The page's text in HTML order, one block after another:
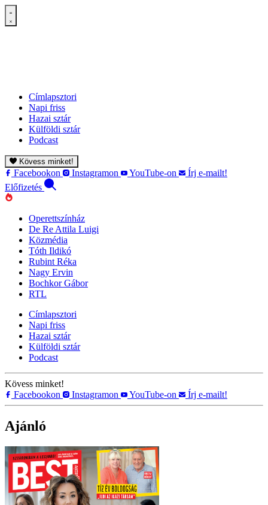
Címlapsztori
Napi friss
Hazai sztár
Külföldi sztár
Podcast
Kövess minket!
Facebookon Instagramon YouTube-on
Írj e-mailt!
Előfizetés
Operettszínház
De Re Attila Luigi
Közmédia
Tóth Ildikó
Rubint Réka
Nagy Ervin
Bochkor Gábor
RTL
Címlapsztori
Napi friss
Hazai sztár
Külföldi sztár
Podcast
Kövess minket!
Facebookon
Instagramon YouTube-on Írj e-mailt!
Ajánló